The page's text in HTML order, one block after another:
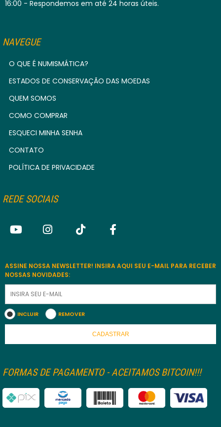
16:00 - Respondemos em até 24 horas úteis.
NAVEGUE
O QUE É NUMISMÁTICA?
ESTADOS DE CONSERVAÇÃO DAS MOEDAS
QUEM SOMOS
COMO COMPRAR
ESQUECI MINHA SENHA
CONTATO
POLÍTICA DE PRIVACIDADE
REDE SOCIAIS
ASSINE NOSSA NEWSLETTER! INSIRA AQUI SEU E-MAIL PARA RECEBER
NOSSAS NOVIDADES:
INCLUIR REMOVER
CADASTRAR
FORMAS DE PAGAMENTO - ACEITAMOS BITCOIN!!!